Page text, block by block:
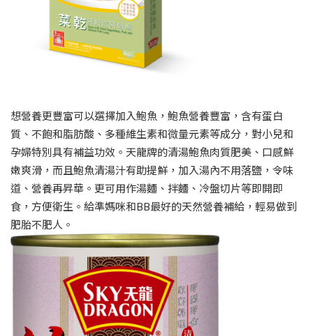
想營養更豐富可以選擇加入鮑魚，鮑魚營養豐富，含有蛋白
質、不飽和脂肪酸、多種維生素和微量元素等成分，對小兒和
孕婦特別具有補益功效。天龍牌的清湯鮑魚肉質肥美、口感鮮
嫩爽滑，而且鮑魚清湯汁有助提鮮，加入湯內不用落鹽，令味
道、營養再昇華。更可用作湯麵、拌麵、冷盤切片等即開即
食，方便衛生。給準媽咪和BB最好的天然營養補給，輕易做到
肥胎不肥人。